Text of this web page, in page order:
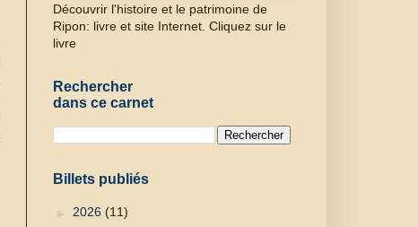
Découvrir l'histoire et le patrimoine de
Ripon: livre et site Internet. Cliquez sur le
livre
Rechercher
dans ce carnet
Billets publiés
► 2026 (11)